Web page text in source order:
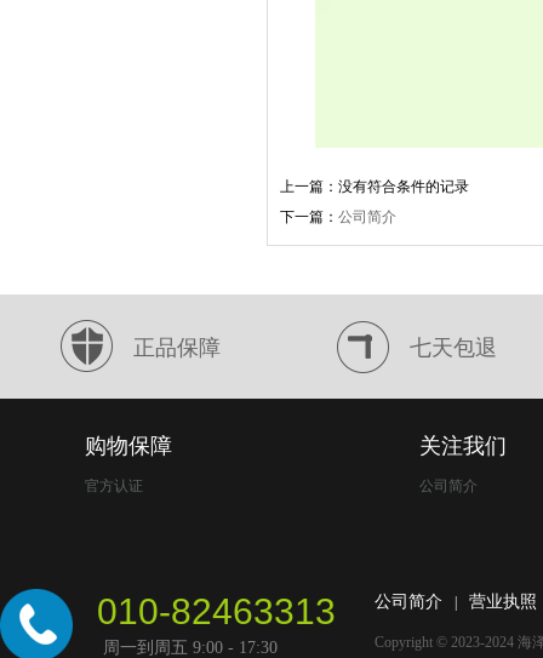
上一篇：没有符合条件的记录
下一篇： 公司简介
正品保障 七天包退
购物保障
官方认证
关注我们
公司简介
010-82463313
周一到周五 9:00 - 17:30
公司简介 营业执照
Copyright © 2023-2024 海